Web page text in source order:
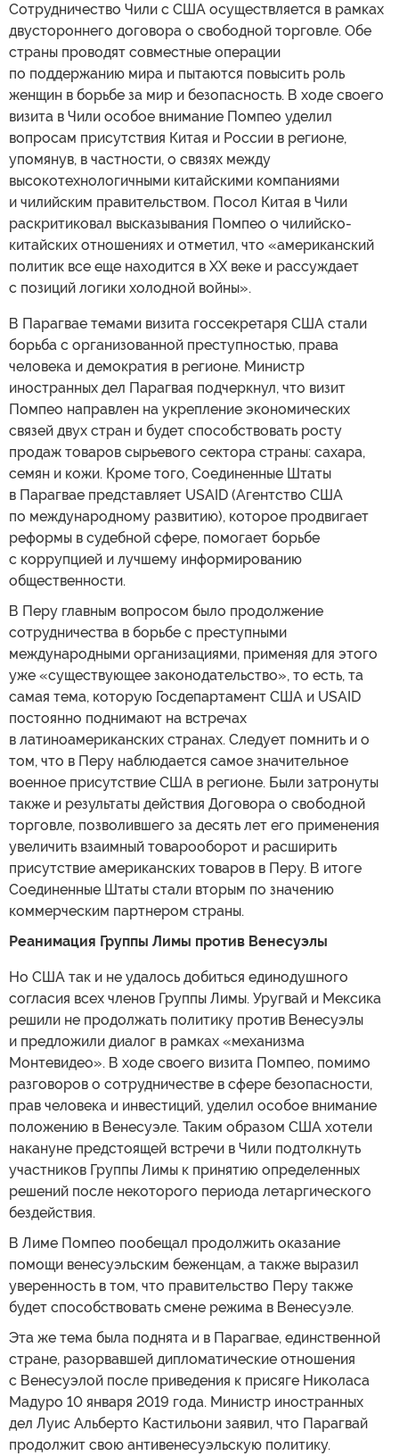
Сотрудничество Чили с США осуществляется в рамках
двустороннего договора о свободной торговле. Обе
страны проводят совместные операции
по поддержанию мира и пытаются повысить роль
женщин в борьбе за мир и безопасность. В ходе своего
визита в Чили особое внимание Помпео уделил
вопросам присутствия Китая и России в регионе,
упомянув, в частности, о связях между
высокотехнологичными китайскими компаниями
и чилийским правительством. Посол Китая в Чили
раскритиковал высказывания Помпео о чилийско-
китайских отношениях и отметил, что «американский
политик все еще находится в XX веке и рассуждает
с позиций логики холодной войны».
В Парагвае темами визита госсекретаря США стали
борьба с организованной преступностью, права
человека и демократия в регионе. Министр
иностранных дел Парагвая подчеркнул, что визит
Помпео направлен на укрепление экономических
связей двух стран и будет способствовать росту
продаж товаров сырьевого сектора страны: сахара,
семян и кожи. Кроме того, Соединенные Штаты
в Парагвае представляет USAID (Агентство США
по международному развитию), которое продвигает
реформы в судебной сфере, помогает борьбе
с коррупцией и лучшему информированию
общественности.
В Перу главным вопросом было продолжение
сотрудничества в борьбе с преступными
международными организациями, применяя для этого
уже «существующее законодательство», то есть, та
самая тема, которую Госдепартамент США и USAID
постоянно поднимают на встречах
в латиноамериканских странах. Следует помнить и о
том, что в Перу наблюдается самое значительное
военное присутствие США в регионе. Были затронуты
также и результаты действия Договора о свободной
торговле, позволившего за десять лет его применения
увеличить взаимный товарооборот и расширить
присутствие американских товаров в Перу. В итоге
Соединенные Штаты стали вторым по значению
коммерческим партнером страны.
Реанимация Группы Лимы против Венесуэлы
Но США так и не удалось добиться единодушного
согласия всех членов Группы Лимы. Уругвай и Мексика
решили не продолжать политику против Венесуэлы
и предложили диалог в рамках «механизма
Монтевидео». В ходе своего визита Помпео, помимо
разговоров о сотрудничестве в сфере безопасности,
прав человека и инвестиций, уделил особое внимание
положению в Венесуэле. Таким образом США хотели
накануне предстоящей встречи в Чили подтолкнуть
участников Группы Лимы к принятию определенных
решений после некоторого периода летаргического
бездействия.
В Лиме Помпео пообещал продолжить оказание
помощи венесуэльским беженцам, а также выразил
уверенность в том, что правительство Перу также
будет способствовать смене режима в Венесуэле.
Эта же тема была поднята и в Парагвае, единственной
стране, разорвавшей дипломатические отношения
с Венесуэлой после приведения к присяге Николаса
Мадуро 10 января 2019 года. Министр иностранных
дел Луис Альберто Кастильони заявил, что Парагвай
продолжит свою антивенесуэльскую политику.